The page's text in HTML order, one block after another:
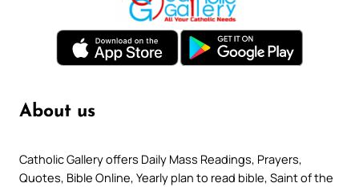
About us
Catholic Gallery offers Daily Mass Readings, Prayers,
Quotes, Bible Online, Yearly plan to read bible, Saint of the